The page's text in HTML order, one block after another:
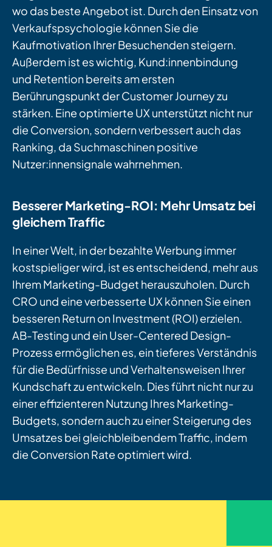
wo das beste Angebot ist. Durch den Einsatz von
Verkaufspsychologie können Sie die
Kaufmotivation Ihrer Besuchenden steigern.
Außerdem ist es wichtig, Kund:innenbindung
und Retention bereits am ersten
Berührungspunkt der Customer Journey zu
stärken. Eine optimierte UX unterstützt nicht nur
die Conversion, sondern verbessert auch das
Ranking, da Suchmaschinen positive
Nutzer:innensignale wahrnehmen.
Besserer Marketing-ROI: Mehr Umsatz bei
gleichem Traffic
In einer Welt, in der bezahlte Werbung immer
kostspieliger wird, ist es entscheidend, mehr aus
Ihrem Marketing-Budget herauszuholen. Durch
CRO und eine verbesserte UX können Sie einen
besseren Return on Investment (ROI) erzielen.
AB-Testing und ein User-Centered Design-
Prozess ermöglichen es, ein tieferes Verständnis
für die Bedürfnisse und Verhaltensweisen Ihrer
Kundschaft zu entwickeln. Dies führt nicht nur zu
einer effizienteren Nutzung Ihres Marketing-
Budgets, sondern auch zu einer Steigerung des
Umsatzes bei gleichbleibendem Traffic, indem
die Conversion Rate optimiert wird.